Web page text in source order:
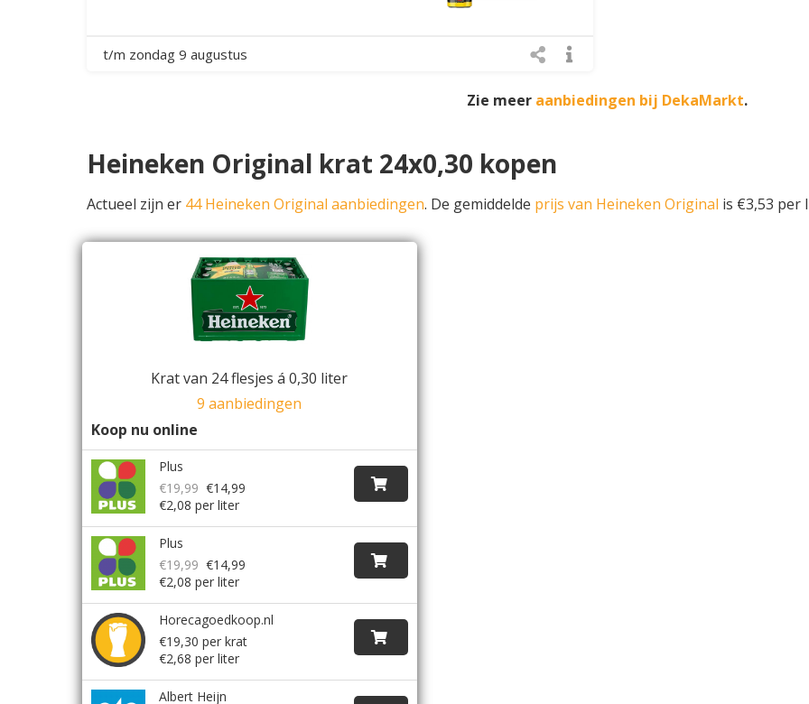
t/m zondag 9 augustus
Zie meer aanbiedingen bij DekaMarkt.
Heineken Original krat 24x0,30 kopen
Actueel zijn er 44 Heineken Original aanbiedingen. De gemiddelde prijs van Heineken Original is €3,53 per
Krat van 24 flesjes á 0,30 liter
9 aanbiedingen
Koop nu online
Plus
€19,99 €14,99
€2,08 per liter
Plus
€19,99 €14,99
€2,08 per liter
Horecagoedkoop.nl
€19,30 per krat
€2,68 per liter
Albert Heijn